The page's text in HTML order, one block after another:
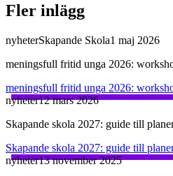
Fler inlägg
nyheterSkapande Skola1 maj 2026
meningsfull fritid unga 2026:
meningsfull fritid unga 2026:
nyheter12 mars 2026
Skapande skola 2027: guide till
Skapande skola 2027: guide till
nyheter13 november 2025